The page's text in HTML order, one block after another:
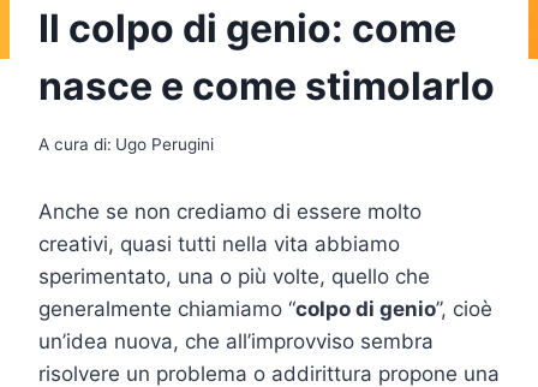
Il colpo di genio: come
nasce e come stimolarlo
A cura di: Ugo Perugini
Anche se non crediamo di essere molto
creativi, quasi tutti nella vita abbiamo
sperimentato, una o più volte, quello che
generalmente chiamiamo “colpo di genio”, cioè
un’idea nuova, che all’improvviso sembra
risolvere un problema o addirittura propone una